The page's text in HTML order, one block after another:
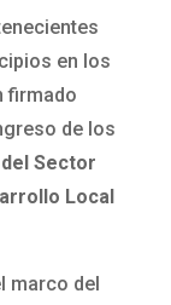
en los
firmado
de los
Sector
Local
marco del